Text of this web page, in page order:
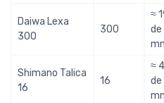
Daiwa Lexa
300
300
≈
de
Shimano Talica
16
16
≈
de